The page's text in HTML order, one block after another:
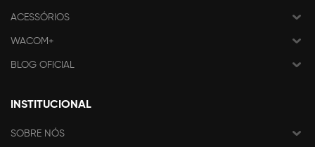
ACESSÓRIOS
WACOM+
BLOG OFICIAL
INSTITUCIONAL
SOBRE NÓS